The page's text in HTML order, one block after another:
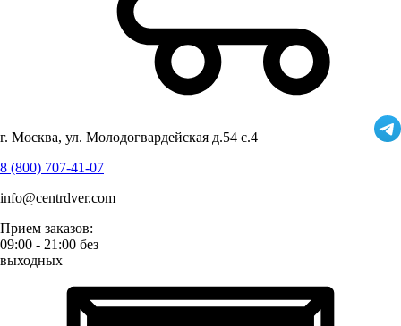
г. Москва, ул. Молодогвардейская д.54 с.4
8 (800) 707-41-07
info@centrdver.com
Прием заказов:
09:00 - 21:00 без
выходных